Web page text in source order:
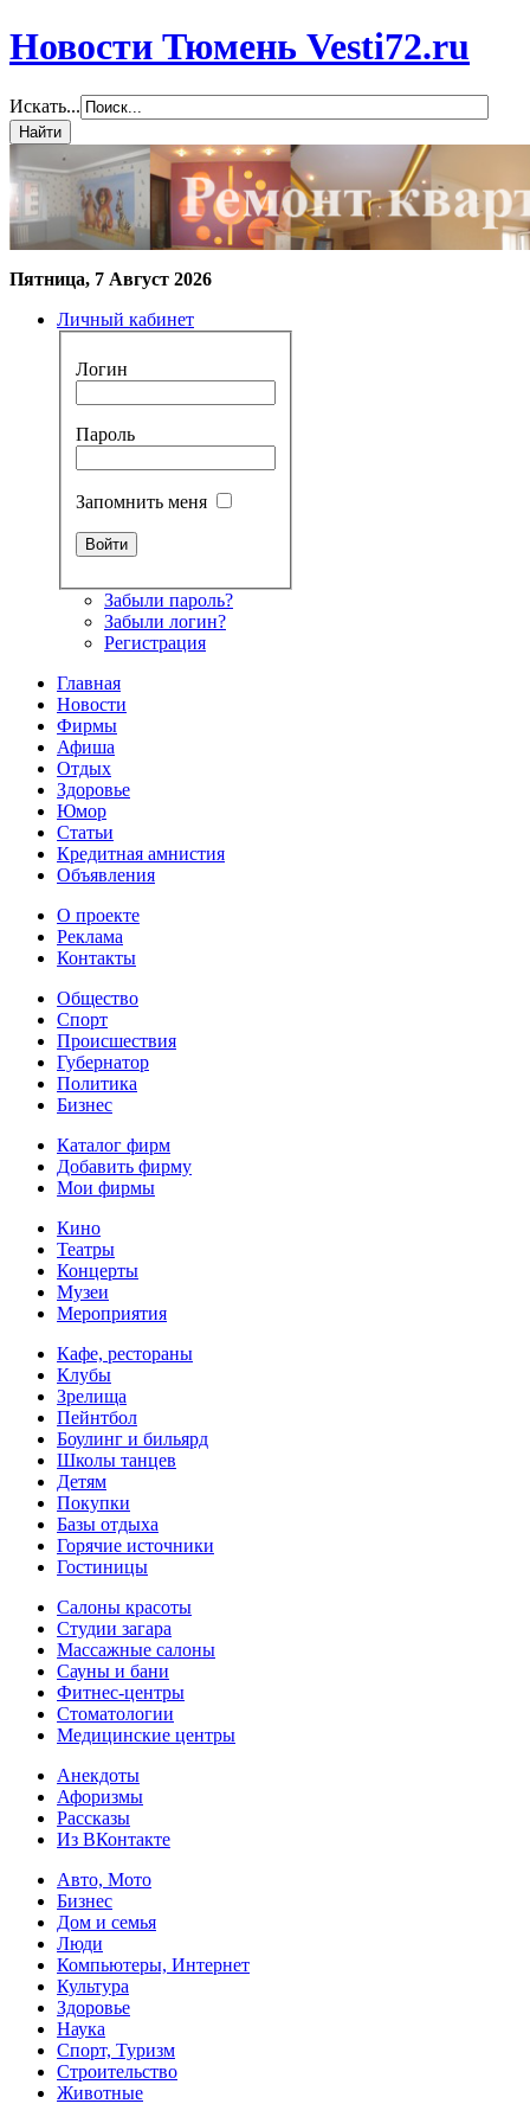
Новости Тюмень Vesti72.ru
Искать...
Пятница, 7 Август 2026
Личный кабинет
Логин
Пароль
Запомнить меня
Забыли пароль?
Забыли логин?
Регистрация
Главная
Новости
Фирмы
Афиша
Отдых
Здоровье
Юмор
Статьи
Кредитная амнистия
Объявления
О проекте
Реклама
Контакты
Общество
Спорт
Происшествия
Губернатор
Политика
Бизнес
Каталог фирм
Добавить фирму
Мои фирмы
Кино
Театры
Концерты
Музеи
Мероприятия
Кафе, рестораны
Клубы
Зрелища
Пейнтбол
Боулинг и бильярд
Школы танцев
Детям
Покупки
Базы отдыха
Горячие источники
Гостиницы
Салоны красоты
Студии загара
Массажные салоны
Сауны и бани
Фитнес-центры
Стоматологии
Медицинские центры
Анекдоты
Афоризмы
Рассказы
Из ВКонтакте
Авто, Мото
Бизнес
Дом и семья
Люди
Компьютеры, Интернет
Культура
Здоровье
Наука
Спорт, Туризм
Строительство
Животные